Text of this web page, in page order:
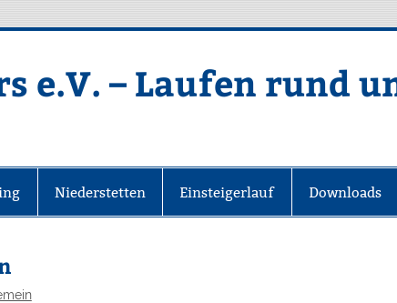
e.V. – Laufen rund
Niederstetten Einsteigerlauf Downloads